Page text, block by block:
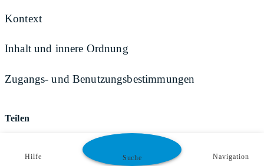
Kontext
Inhalt und innere Ordnung
Zugangs- und Benutzungsbestimmungen
Teilen
Hilfe Suche Navigation